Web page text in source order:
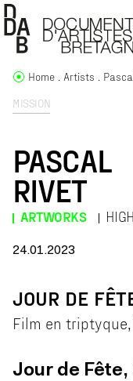
MISSION
Home Artists
PASCAL
RIVET
ARTWORKS
24.01.2023
JOUR DE
Film en
Jour de Fête,